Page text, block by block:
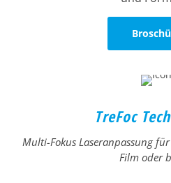
TreFoc
Multi-Fokus Laseranpassung
Film oder